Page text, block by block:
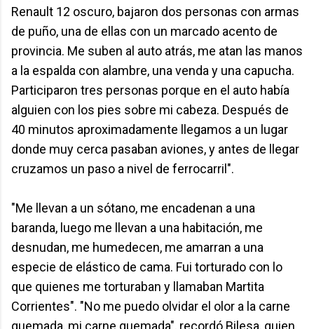
Renault 12 oscuro, bajaron dos personas con armas
de puño, una de ellas con un marcado acento de
provincia. Me suben al auto atrás, me atan las manos
a la espalda con alambre, una venda y una capucha.
Participaron tres personas porque en el auto había
alguien con los pies sobre mi cabeza. Después de
40 minutos aproximadamente llegamos a un lugar
donde muy cerca pasaban aviones, y antes de llegar
cruzamos un paso a nivel de ferrocarril".
"Me llevan a un sótano, me encadenan a una
baranda, luego me llevan a una habitación, me
desnudan, me humedecen, me amarran a una
especie de elástico de cama. Fui torturado con lo
que quienes me torturaban y llamaban Martita
Corrientes". "No me puedo olvidar el olor a la carne
quemada, mi carne quemada", recordó Bilesa, quien